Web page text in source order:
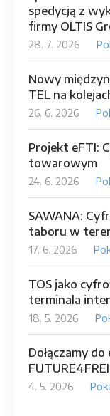
spedycją z
firmy OLTIS
28. 7. 2026
Nowy
TEL na
26. 6. 2026
Projekt eFTI:
towarowym
24. 6. 2026
SAWANA:
taboru w
17. 6. 2026
TOS jako
terminala
18. 5. 2026
Dołączamy
4. 5. 2026